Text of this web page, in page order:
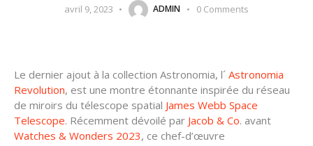
avril 9, 2023 ADMIN 0 Comments
Le dernier ajout à la collection Astronomia, l´ Astronomia
Revolution, est une montre étonnante inspirée du réseau
de miroirs du télescope spatial James Webb Space
Telescope. Récemment dévoilé par Jacob & Co. avant
Watches & Wonders 2023, ce chef-d’œuvre